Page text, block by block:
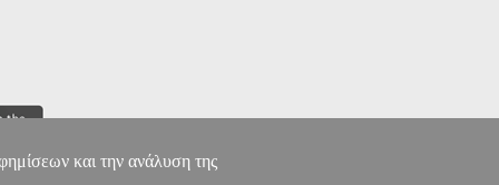
και την ανάλυση της